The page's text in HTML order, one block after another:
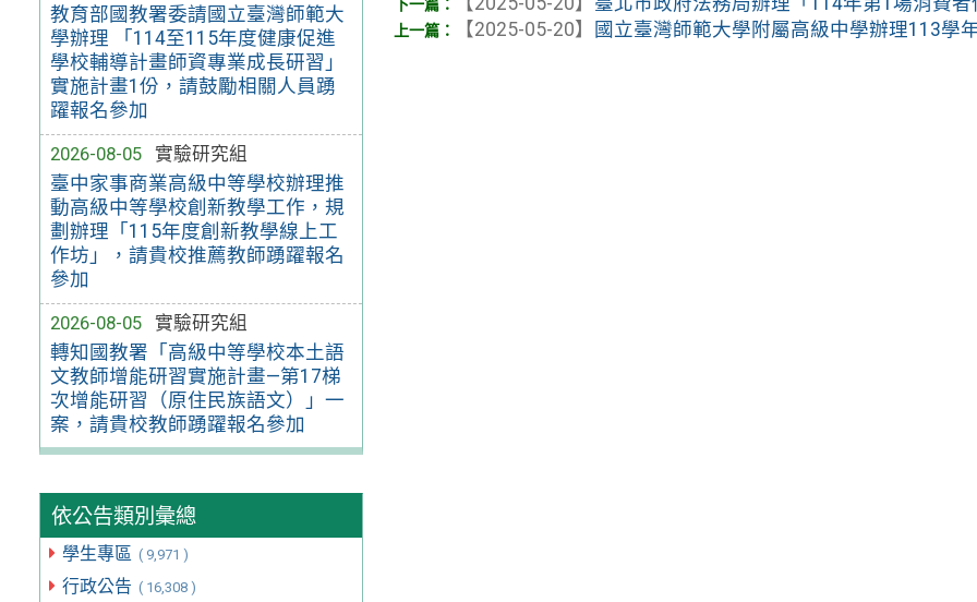
教育部國教署委請國立臺灣師範大
學辦理 「114至115年度健康促進
學校輔導計畫師資專業成長研習」
實施計畫1份，請鼓勵相關人員踴
躍報名參加
2026-08-05
實驗研究組
臺中家事商業高級中等學校辦理推
動高級中等學校創新教學工作，規
劃辦理「115年度創新教學線上工
作坊」，請貴校推薦教師踴躍報名
參加
2026-08-05
實驗研究組
轉知國教署「高級中等學校本土語
文教師增能研習實施計畫—第17梯
次增能研習（原住民族語文）」一
案，請貴校教師踴躍報名參加
依公告類別彙總
學生專區 ( 9,971 )
行政公告 ( 16,308 )
【2025-05-20】 國立臺灣師範大學附屬高級中學辦理113學